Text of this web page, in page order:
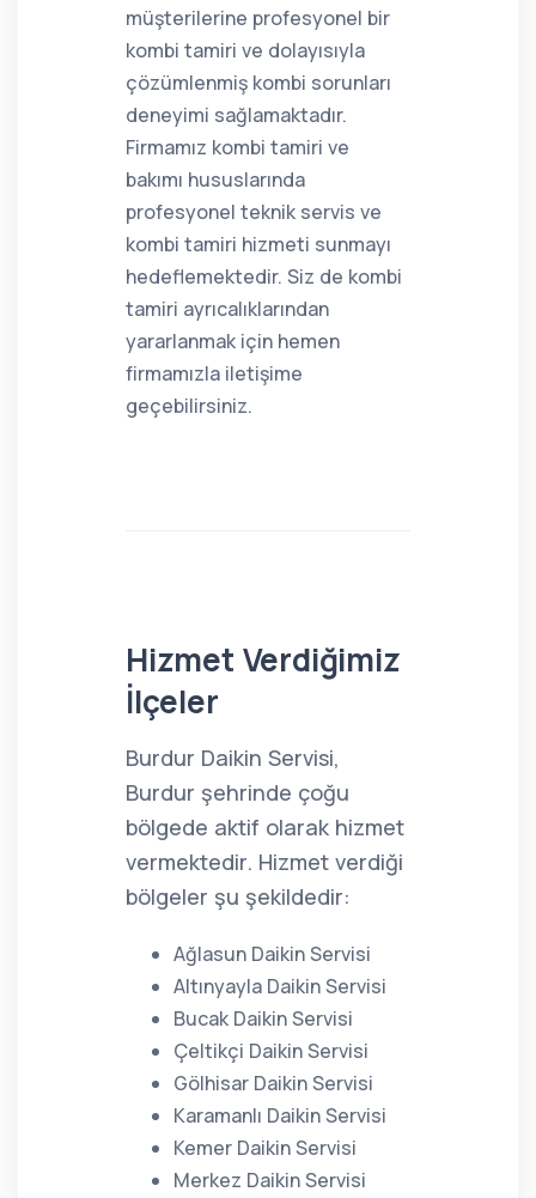
müşterilerine profesyonel bir
kombi tamiri ve dolayısıyla
çözümlenmiş kombi sorunları
deneyimi sağlamaktadır.
Firmamız kombi tamiri ve
bakımı hususlarında
profesyonel teknik servis ve
kombi tamiri hizmeti sunmayı
hedeflemektedir. Siz de kombi
tamiri ayrıcalıklarından
yararlanmak için hemen
firmamızla iletişime
geçebilirsiniz.
Hizmet Verdiğimiz
İlçeler
Burdur Daikin Servisi,
Burdur şehrinde çoğu
bölgede aktif olarak hizmet
vermektedir. Hizmet verdiği
bölgeler şu şekildedir:
Ağlasun Daikin Servisi
Altınyayla Daikin Servisi
Bucak Daikin Servisi
Çeltikçi Daikin Servisi
Gölhisar Daikin Servisi
Karamanlı Daikin Servisi
Kemer Daikin Servisi
Merkez Daikin Servisi